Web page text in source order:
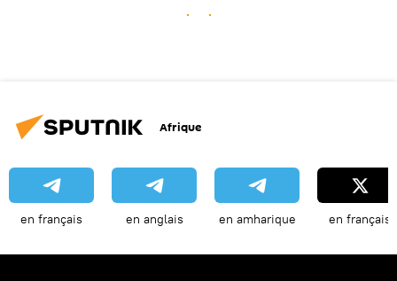
Afrique
en français en anglais en amharique en français